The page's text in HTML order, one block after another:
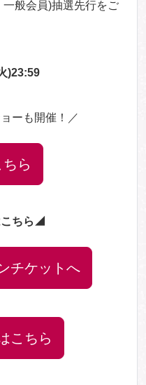
般会員)抽選先行をご
)23:59
ーも開催！／
ら
ちら◢
チケットへ
こちら